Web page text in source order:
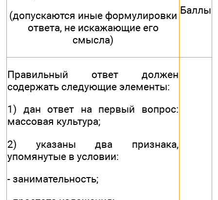
(допускаются иные формулировки
ответа, не искажающие его
смысла)
Баллы
Правильный ответ должен
содержать следующие элементы:
1) дан ответ на первый вопрос:
массовая культура;
2) указаны два признака,
упомянутые в условии:
- занимательность;